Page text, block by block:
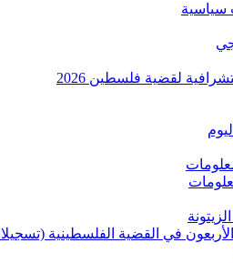
سياسية
لقضية فلسطين 2026
في القضية الفلسطينية